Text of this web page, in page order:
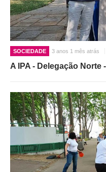
SOCIEDADE 3 anos 1 mês atrás
A IPA - Delegação